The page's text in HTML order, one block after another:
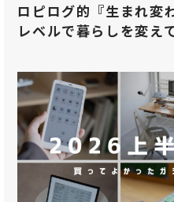
ロピログ的『生まれ変
レベルで暮らしを変え